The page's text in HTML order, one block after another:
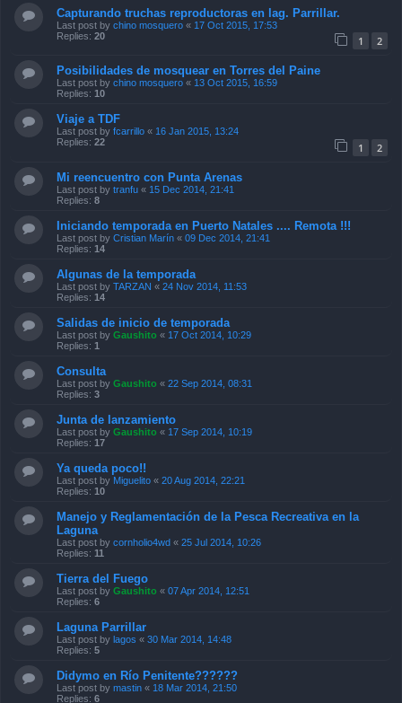
Capturando truchas reproductoras en lag. Parrillar.
Last post by chino mosquero « 17 Oct 2015, 17:53
Replies: 20 1 2
Posibilidades de mosquear en Torres del Paine
Last post by chino mosquero « 13 Oct 2015, 16:59
Replies: 10
Viaje a TDF
Last post by fcarrillo « 16 Jan 2015, 13:24
Replies: 22 1 2
Mi reencuentro con Punta Arenas
Last post by tranfu « 15 Dec 2014, 21:41
Replies: 8
Iniciando temporada en Puerto Natales .... Remota !!!
Last post by Cristian Marín « 09 Dec 2014, 21:41
Replies: 14
Algunas de la temporada
Last post by TARZAN « 24 Nov 2014, 11:53
Replies: 14
Salidas de inicio de temporada
Last post by Gaushito « 17 Oct 2014, 10:29
Replies: 1
Consulta
Last post by Gaushito « 22 Sep 2014, 08:31
Replies: 3
Junta de lanzamiento
Last post by Gaushito « 17 Sep 2014, 10:19
Replies: 17
Ya queda poco!!
Last post by Miguelito « 20 Aug 2014, 22:21
Replies: 10
Manejo y Reglamentación de la Pesca Recreativa en la
Laguna
Last post by cornholio4wd « 25 Jul 2014, 10:26
Replies: 11
Tierra del Fuego
Last post by Gaushito « 07 Apr 2014, 12:51
Replies: 6
Laguna Parrillar
Last post by lagos « 30 Mar 2014, 14:48
Replies: 5
Didymo en Río Penitente??????
Last post by mastin « 18 Mar 2014, 21:50
Replies: 6